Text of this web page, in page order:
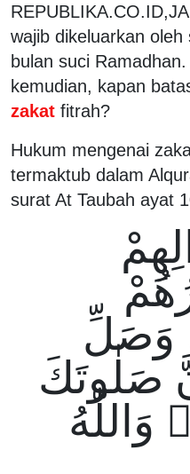
wajib dikeluarkan
bulan suci
kemudian, kapan
zakat fitrah?
Hukum mengenai
termaktub dalam
surat At Taubah ayat
وَصَلِّ
صَلٰوتَكَ